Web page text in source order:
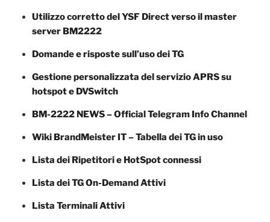
Utilizzo corretto del YSF Direct verso il master
server BM2222
Domande e risposte sull’uso dei TG
Gestione personalizzata del servizio APRS su
hotspot e DVSwitch
BM-2222 NEWS – Official Telegram Info Channel
Wiki BrandMeister IT – Tabella dei TG in uso
Lista dei Ripetitori e HotSpot connessi
Lista dei TG On-Demand Attivi
Lista Terminali Attivi